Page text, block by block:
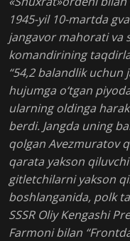
1945-yil 10-martda
jangavor mahorati va
komandirining
“54,2 balandlik uchun
hujumga o‘tgan
ularning oldinga
berdi. Jangda uning
qolgan Avezmuratov
qarata yakson qiluvchi
gitletchilarni yakson
boshlanganida, polk
SSSR Oliy Kengashi
Farmoni bilan